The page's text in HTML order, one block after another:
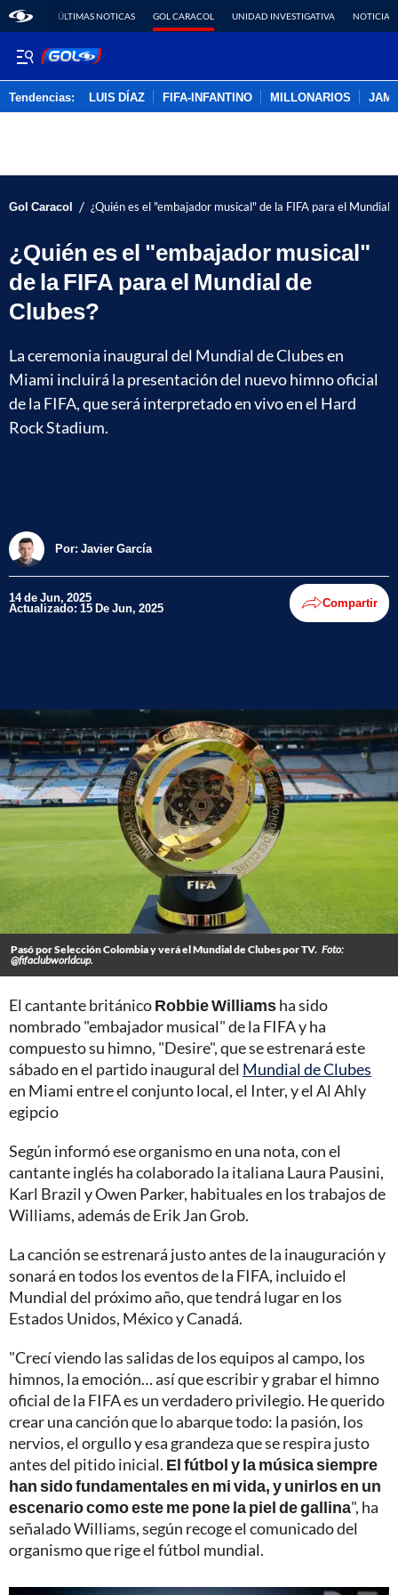
ÚLTIMAS NOTICAS GOL CARACOL UNIDAD INVESTIGATIVA NOTICIAS
Tendencias: LUIS DÍAZ FIFA-INFANTINO MILLONARIOS
Gol Caracol / ¿Quién es el "embajador musical" de la FIFA para el Mundial
¿Quién es el "embajador musical"
de la FIFA para el Mundial de
Clubes?
La ceremonia inaugural del Mundial de Clubes en
Miami incluirá la presentación del nuevo himno oficial
de la FIFA, que será interpretado en vivo en el Hard
Rock Stadium.
Por: Javier García
14 de Jun, 2025
Actualizado: 15 De Jun, 2025 Compartir
Pasó por Selección Colombia y verá el Mundial de Clubes por TV. Foto:
@fifaclubworldcup.
El cantante británicoRobbie Williamsha sido
nombrado "embajador musical" de la FIFA y ha
compuesto su himno, "Desire", que se estrenará este
sábado en el partido inaugural del Mundial de Clubes
en Miami entre el conjunto local, el Inter, y el Al Ahly
egipcio
Según informó ese organismo en una nota, con el
cantante inglés ha colaborado la italiana Laura Pausini,
Karl Brazil y Owen Parker, habituales en los trabajos de
Williams, además de Erik Jan Grob.
La canción se estrenará justo antes de la inauguración y
sonará en todos los eventos de la FIFA, incluido el
Mundial del próximo año, que tendrá lugar en los
Estados Unidos, México y Canadá.
"Crecí viendo las salidas de los equipos al campo, los
himnos, la emoción… así que escribir y grabar el himno
oficial de la FIFA es un verdadero privilegio. He querido
crear una canción que lo abarque todo: la pasión, los
nervios, el orgullo y esa grandeza que se respira justo
antes del pitido inicial. El fútbol y la música siempre
han sido fundamentales en mi vida, y unirlos en un
escenario como este me pone la piel de gallina", ha
señalado Williams, según recoge el comunicado del
organismo que rige el fútbol mundial.